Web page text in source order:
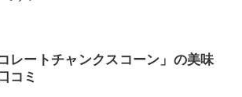
レートチャンクスコーン」の美味
コミ